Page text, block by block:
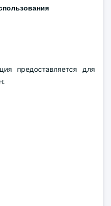
предоставляется для